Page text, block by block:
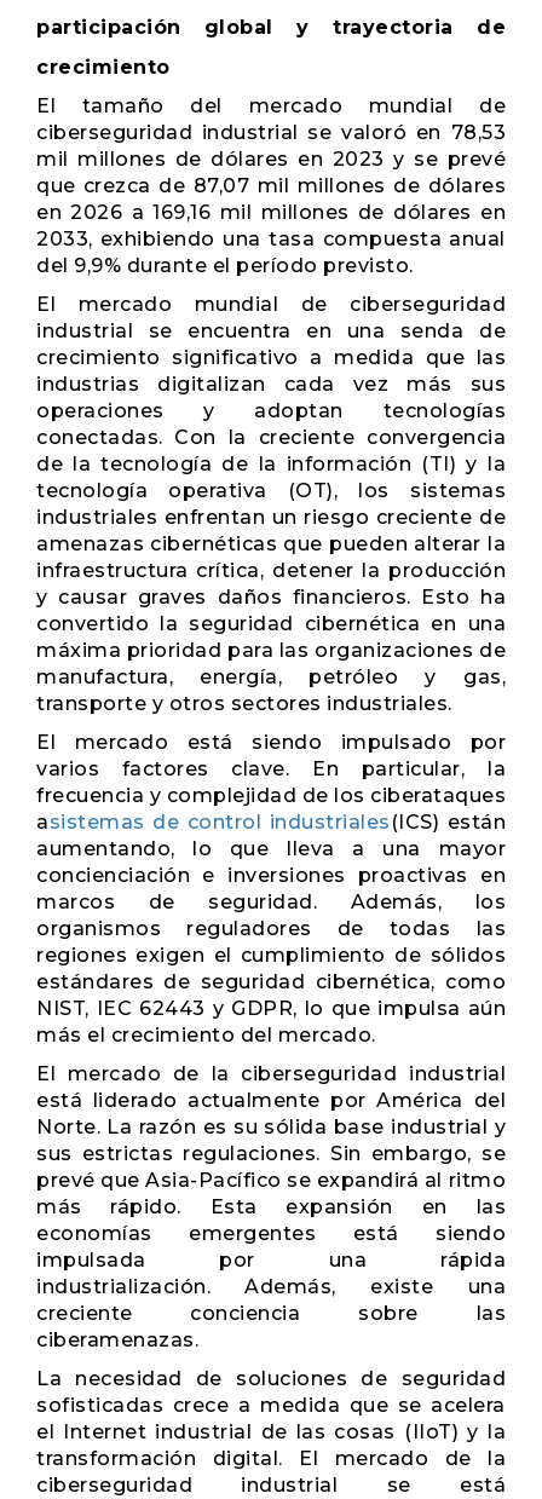
participación global y trayectoria de
crecimiento
El tamaño del mercado mundial de
ciberseguridad industrial se valoró en 78,53
mil millones de dólares en 2023 y se prevé
que crezca de 87,07 mil millones de dólares
en 2026 a 169,16 mil millones de dólares en
2033, exhibiendo una tasa compuesta anual
del 9,9% durante el período previsto.
El mercado mundial de ciberseguridad
industrial se encuentra en una senda de
crecimiento significativo a medida que las
industrias digitalizan cada vez más sus
operaciones y adoptan tecnologías
conectadas. Con la creciente convergencia
de la tecnología de la información (TI) y la
tecnología operativa (OT), los sistemas
industriales enfrentan un riesgo creciente de
amenazas cibernéticas que pueden alterar la
infraestructura crítica, detener la producción
y causar graves daños financieros. Esto ha
convertido la seguridad cibernética en una
máxima prioridad para las organizaciones de
manufactura, energía, petróleo y gas,
transporte y otros sectores industriales.
El mercado está siendo impulsado por
varios factores clave. En particular, la
frecuencia y complejidad de los ciberataques
asistemas de control industriales (ICS) están
aumentando, lo que lleva a una mayor
concienciación e inversiones proactivas en
marcos de seguridad. Además, los
organismos reguladores de todas las
regiones exigen el cumplimiento de sólidos
estándares de seguridad cibernética, como
NIST, IEC 62443 y GDPR, lo que impulsa aún
más el crecimiento del mercado.
El mercado de la ciberseguridad industrial
está liderado actualmente por América del
Norte. La razón es su sólida base industrial y
sus estrictas regulaciones. Sin embargo, se
prevé que Asia-Pacífico se expandirá al ritmo
más rápido. Esta expansión en las
economías emergentes está siendo
impulsada por una rápida
industrialización. Además, existe una
creciente conciencia sobre las
ciberamenazas.
La necesidad de soluciones de seguridad
sofisticadas crece a medida que se acelera
el Internet industrial de las cosas (IIoT) y la
transformación digital. El mercado de la
ciberseguridad industrial se está